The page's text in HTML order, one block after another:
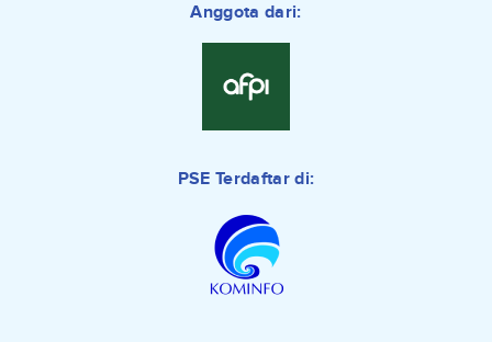
Anggota dari:
PSE Terdaftar di: